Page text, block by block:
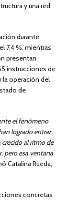
y una red
durante
7,4 %, mientras
presentan
instrucciones de
la operación del
de
el fenómeno
logrado entrar
al ritmo de
pero esa ventana
Catalina Rueda,
concretas